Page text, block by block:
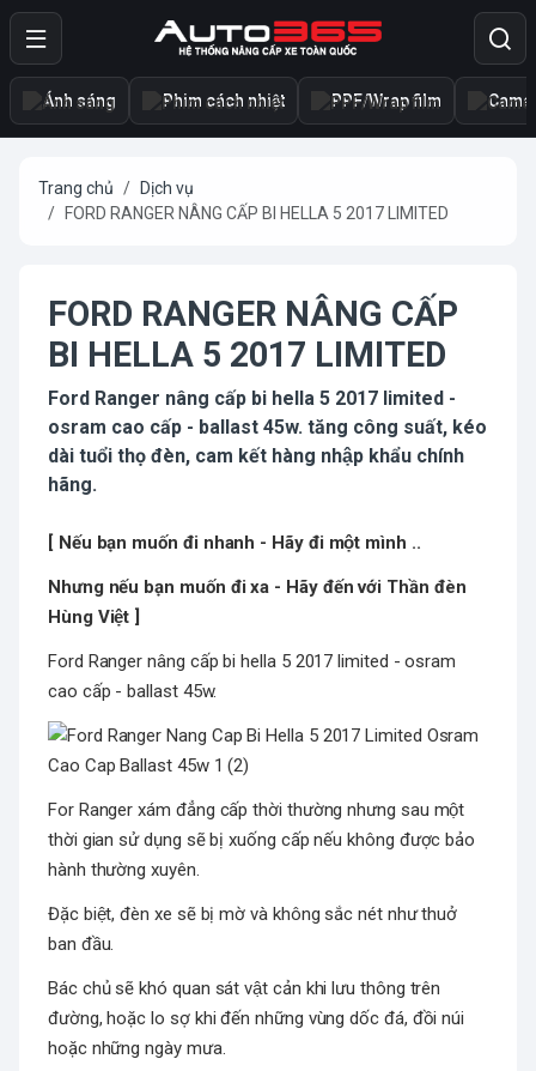
Ánh sáng Phim cách nhiệt PPF/Wrap film
Trang chủ
Dịch vụ
FORD RANGER NÂNG CẤP BI HELLA 5 2017 LIMITED
FORD RANGER NÂNG CẤP
BI HELLA 5 2017 LIMITED
Ford Ranger nâng cấp bi hella 5 2017 limited -
osram cao cấp - ballast 45w. tăng công suất, kéo
dài tuổi thọ đèn, cam kết hàng nhập khẩu chính
hãng.
[ Nếu bạn muốn đi nhanh - Hãy đi một mình ..
Nhưng nếu bạn muốn đi xa - Hãy đến với Thần đèn
Hùng Việt ]
Ford Ranger nâng cấp bi hella 5 2017 limited - osram
cao cấp - ballast 45w.
For Ranger xám đẳng cấp thời thường nhưng sau một
thời gian sử dụng sẽ bị xuống cấp nếu không được bảo
hành thường xuyên.
Đặc biệt, đèn xe sẽ bị mờ và không sắc nét như thuở
ban đầu.
Bác chủ sẽ khó quan sát vật cản khi lưu thông trên
đường, hoặc lo sợ khi đến những vùng dốc đá, đồi núi
hoặc những ngày mưa.